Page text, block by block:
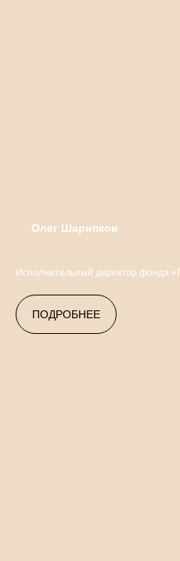
Олег Шарипков
Исполнительный директор фонда
ПОДРОБНЕЕ